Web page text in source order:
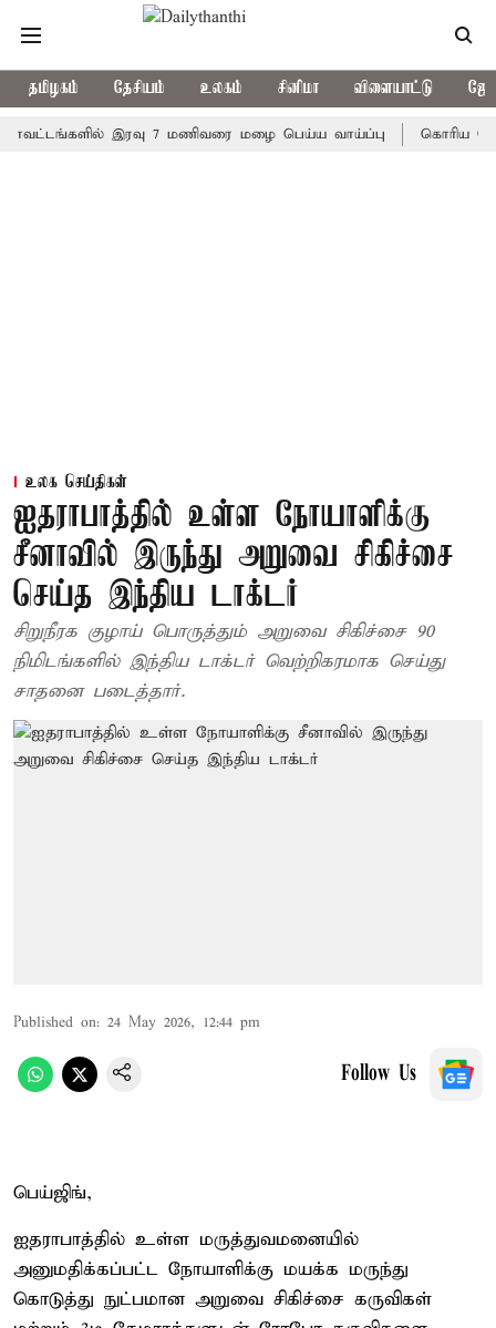
தமிழகம் தேசியம் உலகம் சினிமா விளையாட்டு
இரவு 7 மணிவரை மழை பெய்ய வாய்ப்பு கொரிய
உலக செய்திகள்
ஐதராபாத்தில் உள்ள நோயாளிக்கு
சீனாவில் இருந்து அறுவை சிகிச்சை
செய்த இந்திய டாக்டர்
சிறுநீரக குழாய் பொருத்தும் அறுவை சிகிச்சை 90
நிமிடங்களில் இந்திய டாக்டர் வெற்றிகரமாக செய்து
சாதனை படைத்தார்.
Published on: 24 May 2026, 12:44 pm
Follow Us
பெய்ஜிங்,
ஐதராபாத்தில் உள்ள மருத்துவமனையில்
அனுமதிக்கப்பட்ட நோயாளிக்கு மயக்க மருந்து
கொடுத்து நுட்பமான அறுவை சிகிச்சை கருவிகள்